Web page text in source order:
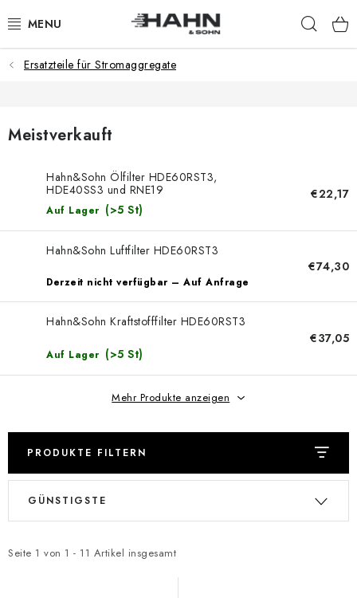
Inhalt
PRODUKTE
FÜR HÄNDLER
UNSERE HÄNDLER
KATALOG
REFERENZEN
Impressum
Allgemeine Geschäftsbedingungen (AGB)
Datenschutzerklärung
Cookie-Richtlinie
Widerruf
Versand & Zahlung
Reklamation
Generator-Anleitungen
Ersatzteile für Stromaggregate
Meistverkauft
Hahn&Sohn Ölfilter HDE60RST3,
HDE40SS3 und RNE19
Auf Lager (>5 St)
€22,17
Hahn&Sohn Luftfilter HDE60RST3
Derzeit nicht verfügbar – Auf Anfrage
€74,30
Hahn&Sohn Kraftstofffilter HDE60RST3
Auf Lager (>5 St)
€37,05
Mehr Produkte anzeigen
PRODUKTE FILTERN
L
t
Seite 1 von 1 - 11 Artikel insgesamt
P
d
GÜNSTIGSTE